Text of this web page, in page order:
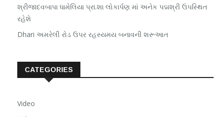
શ્રીજાદવબાપા ધામેલિયા પ્રા.શા લોકાર્પણ માં અનેક પદ્મશ્રી ઉપસ્થિત
રહેશે
Dhari અમરેલી રોડ ઉપર રહસ્યમય બનાવની શરૂઆત
CATEGORIES
Video